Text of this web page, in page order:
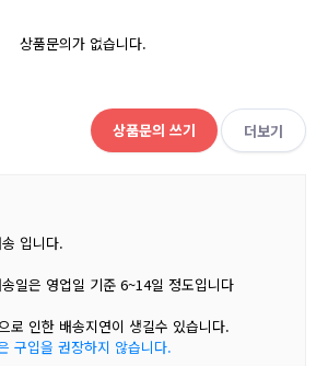
상품문의가 없습니다.
상품문의 쓰기 더보기
입니다.
일은 영업일 기준 6~14일 정도입니다
로 인한 배송지연이 생길수 있습니다.
구입을 권장하지 않습니다.